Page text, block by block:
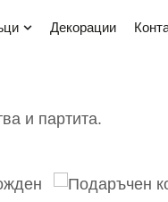
декорации